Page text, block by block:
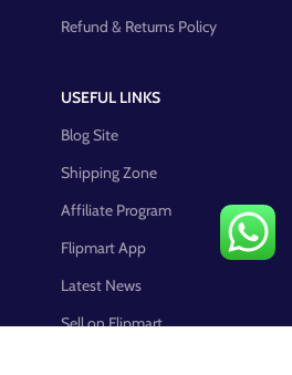
Refund & Returns Policy
USEFUL LINKS
Blog Site
Shipping Zone
Affiliate Program
Flipmart App
Latest News
Sell on Flipmart